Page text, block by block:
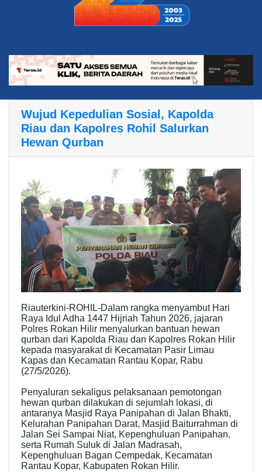
Wujud Kepedulian Sosial, Kapolda
Riau dan Kapolres Rohil Salurkan
Hewan Qurban
Riauterkini-ROHIL-Dalam rangka menyambut Hari
Raya Idul Adha 1447 Hijriah Tahun 2026, jajaran
Polres Rokan Hilir menyalurkan bantuan hewan
qurban dari Kapolda Riau dan Kapolres Rokan Hilir
kepada masyarakat di Kecamatan Pasir Limau
Kapas dan Kecamatan Rantau Kopar, Rabu
(27/5/2026).
Penyaluran sekaligus pelaksanaan pemotongan
hewan qurban dilakukan di sejumlah lokasi, di
antaranya Masjid Raya Panipahan di Jalan Bhakti,
Kelurahan Panipahan Darat, Masjid Baiturrahman di
Jalan Sei Sampai Niat, Kepenghuluan Panipahan,
serta Rumah Suluk di Jalan Madrasah,
Kepenghuluan Bagan Cempedak, Kecamatan
Rantau Kopar, Kabupaten Rokan Hilir.